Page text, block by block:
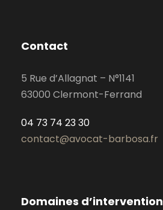
Contact
5 Rue d’Allagnat – N°1141
63000 Clermont-Ferrand
04 73 74 23 30
contact@avocat-barbosa.fr
Domaines d’intervention